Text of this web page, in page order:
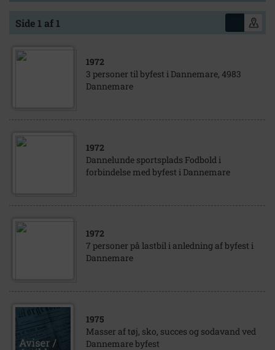
Side 1 af 1
1972
3 personer til byfest i Dannemare, 4983
Dannemare
1972
Dannelunde sportsplads Fodbold i
forbindelse med byfest i Dannemare
1972
7 personer på lastbil i anledning af byfest i
Dannemare
1975
Masser af tøj, sko, succes og sodavand ved
Dannemare byfest